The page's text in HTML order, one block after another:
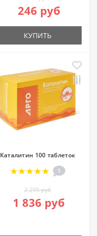
246 руб
КУПИТЬ
Каталитин 100 таблеток
1
2 295 руб
1 836 руб